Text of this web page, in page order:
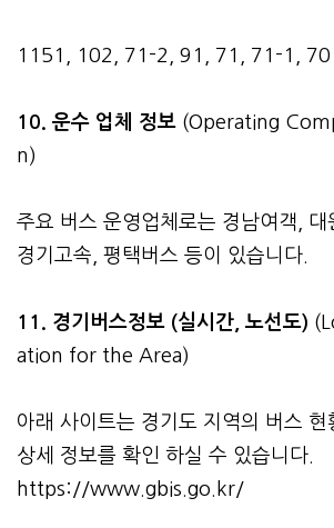
1151, 102, 71-2, 91, 71, 71-1, 70
10. 운수 업체 정보 (Operating
n)
주요 버스 운영업체로는 경남여객, 대
경기고속, 평택버스 등이 있습니다.
11. 경기버스정보 (실시간, 노선도)
ation for the Area)
아래 사이트는 경기도 지역의 버스 현
상세 정보를 확인 하실 수 있습니다.
https://www.gbis.go.kr/